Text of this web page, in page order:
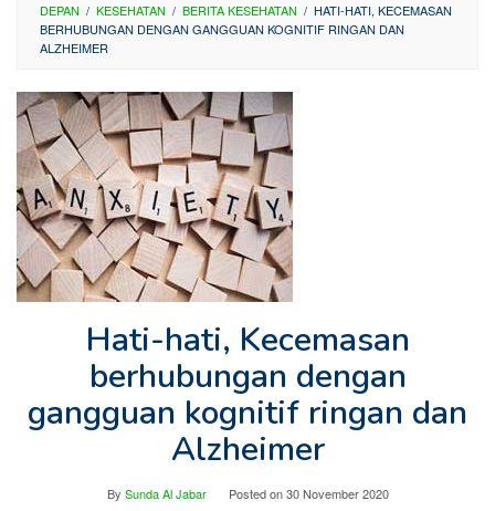
DEPAN / KESEHATAN / BERITA KESEHATAN / HATI-HATI, KECEMASAN
BERHUBUNGAN DENGAN GANGGUAN KOGNITIF RINGAN DAN
ALZHEIMER
Hati-hati, Kecemasan
berhubungan dengan
gangguan kognitif ringan dan
Alzheimer
By Sunda Al Jabar Posted on30 November 2020